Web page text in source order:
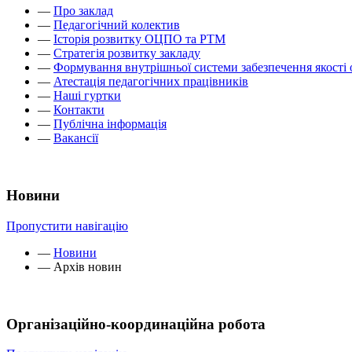
— Про заклад
— Педагогічний колектив
— Історія розвитку ОЦПО та РТМ
— Стратегія розвитку закладу
— Формування внутрішньої системи забезпечення якості
— Атестація педагогічних працівників
— Наші гуртки
— Контакти
— Публічна інформація
— Вакансії
Новини
Пропустити навігацію
— Новини
— Архів новин
Організаційно-координаційна робота